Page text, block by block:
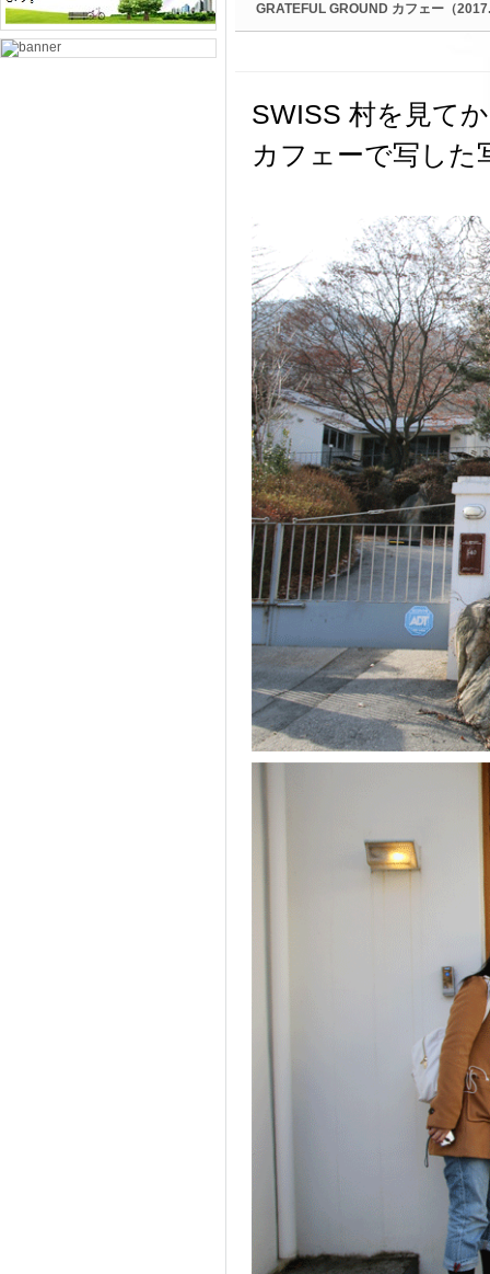
GRATEFUL GROUND カフェー（
SWISS 村を見て
カフェーで写した